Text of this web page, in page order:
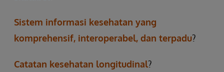
Sistem informasi kesehatan yang
komprehensif, interoperabel, dan terpadu?
Catatan kesehatan longitudinal?